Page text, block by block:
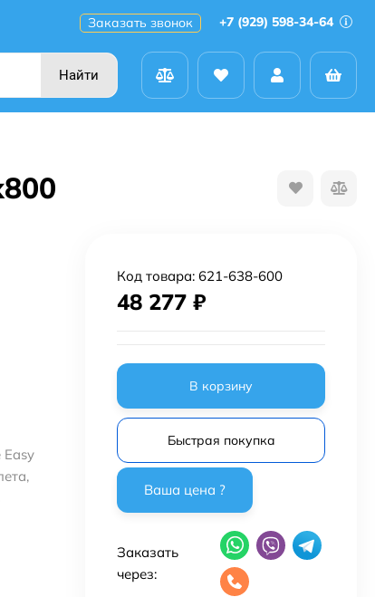
Заказать звонок +7 (929) 598-34-64
Найти
Код товара: 621-638-600
48 277 ₽
В корзину
Быстрая покупка
Заказать
через: